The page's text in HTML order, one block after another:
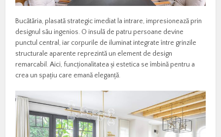
Bucătăria, plasată strategic imediat la intrare, impresionează prin
designul său ingenios. O insulă de patru persoane devine
punctul central, iar corpurile de iluminat integrate între grinzile
structurale aparente reprezintă un element de design
remarcabil. Aici, funcționalitatea și estetica se îmbină pentru a
crea un spațiu care emană eleganță.